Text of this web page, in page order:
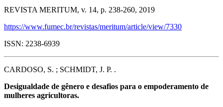
REVISTA MERITUM, v. 14, p. 238-260, 2019
https://www.fumec.br/revistas/meritum/article/view/7330
ISSN: 2238-6939
CARDOSO, S. ; SCHMIDT, J. P. .
Desigualdade de gênero e desafios para o empoderamento de
mulheres agricultoras.